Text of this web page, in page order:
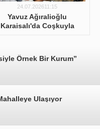
24.07.202611:15
Yavuz Ağıralioğlu
Karaisalı'da Coşkuyla
Örnek Bir Kurum”
Ulaşıyor